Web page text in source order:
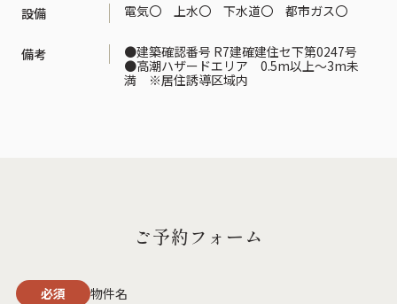
設備 電気〇 上水〇 下水道〇 都市ガス〇
備考
●建築確認番号 R7建確建住セ下第0247号
●高潮ハザードエリア 0.5m以上～3m未
満 ※居住誘導区域内
ご予約フォーム
物件名
必須